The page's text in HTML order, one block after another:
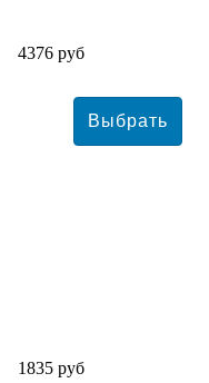
4376 руб
1835 руб